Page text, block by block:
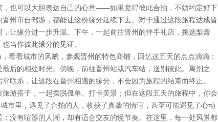
也可以大胆表达自己的心意——如果觉得彼此合拍，不妨约定好下
州市自驾游，都能让这份缘分延续下去。对于通过这段旅程达成晋
让缘分进一步升温。下午，一起前往晋州的伴手礼店，挑选梨膏
当作彼此缘分的见证。
看看城市的风貌，参观晋州的特色商铺，回忆这五天的点点滴滴；
后的相处时光。傍晚，前往晋州站或汽车站，送别彼此。离别之
联系，让这段在晋州相遇的缘分，不会因为旅程的结束而终止。
游搭子，一起摆脱孤单、打卡美景；但在这段五天的旅程中，你会
里，遇见了合拍的人，收获了真挚的情谊，甚至可能遇见了心动
没有喧嚣的人潮，却有适合交友的慢节奏。在这里，每一处风景都